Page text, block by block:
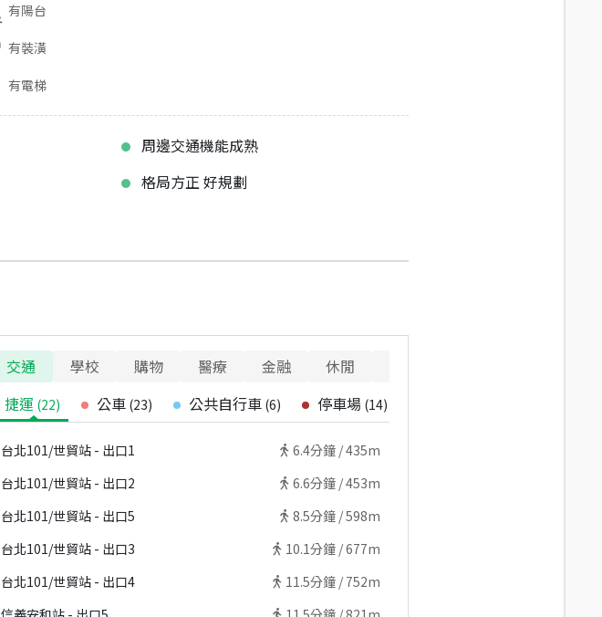
有陽台
有裝潢
有電梯
周邊交通機能成熟
格局方正 好規劃
交通 學校 購物 醫療 金融 休閒
捷運 (22) 公車 (23) 公共自行車 (6) 停車場 (14)
台北101/世貿站 - 出口1 6.4分鐘 /435m
台北101/世貿站 - 出口2 6.6分鐘 /453m
台北101/世貿站 - 出口5 8.5分鐘 /598m
台北101/世貿站 - 出口3 10.1分鐘 /677m
台北101/世貿站 - 出口4 11.5分鐘 / 752m